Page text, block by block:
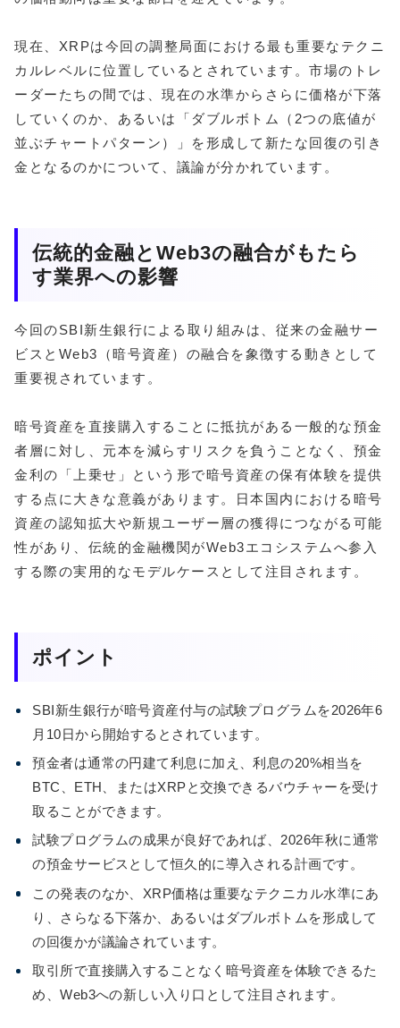
現在、XRPは今回の調整局面における最も重要なテクニ
カルレベルに位置しているとされています。市場のトレ
ーダーたちの間では、現在の水準からさらに価格が下落
していくのか、あるいは「ダブルボトム（2つの底値が
並ぶチャートパターン）」を形成して新たな回復の引き
金となるのかについて、議論が分かれています。
伝統的金融とWeb3の融合がもたら
す業界への影響
今回のSBI新生銀行による取り組みは、従来の金融サー
ビスとWeb3（暗号資産）の融合を象徴する動きとして
重要視されています。
暗号資産を直接購入することに抵抗がある一般的な預金
者層に対し、元本を減らすリスクを負うことなく、預金
金利の「上乗せ」という形で暗号資産の保有体験を提供
する点に大きな意義があります。日本国内における暗号
資産の認知拡大や新規ユーザー層の獲得につながる可能
性があり、伝統的金融機関がWeb3エコシステムへ参入
する際の実用的なモデルケースとして注目されます。
ポイント
SBI新生銀行が暗号資産付与の試験プログラムを2026年6
月10日から開始するとされています。
預金者は通常の円建て利息に加え、利息の20%相当を
BTC、ETH、またはXRPと交換できるバウチャーを受け
取ることができます。
試験プログラムの成果が良好であれば、2026年秋に通常
の預金サービスとして恒久的に導入される計画です。
この発表のなか、XRP価格は重要なテクニカル水準にあ
り、さらなる下落か、あるいはダブルボトムを形成して
の回復かが議論されています。
取引所で直接購入することなく暗号資産を体験できるた
め、Web3への新しい入り口として注目されます。